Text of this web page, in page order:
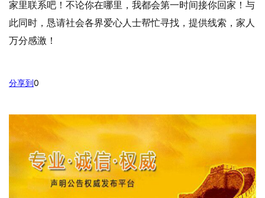
家里联系吧！不论你在哪里，我都会第一时间接你回家！与
此同时，恳请社会各界爱心人士帮忙寻找，提供线索，家人
万分感激！
分享到0